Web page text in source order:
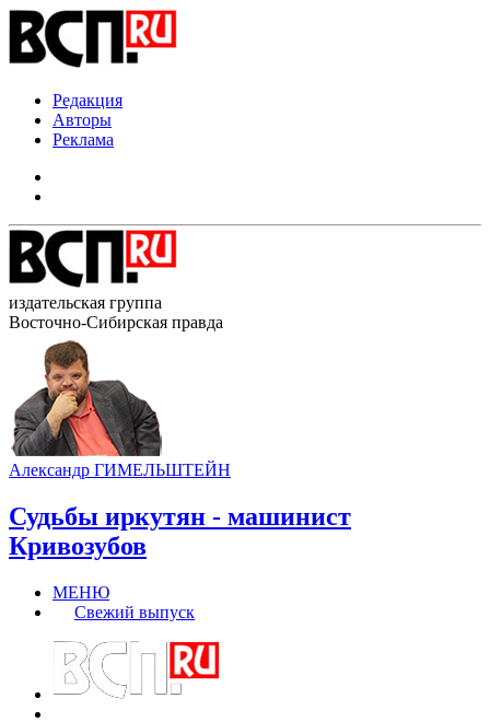
Редакция
Авторы
Реклама
издательская группа
Восточно-Сибирская правда
Александр ГИМЕЛЬШТЕЙН
Судьбы иркутян - машинист
Кривозубов
МЕНЮ
Свежий выпуск